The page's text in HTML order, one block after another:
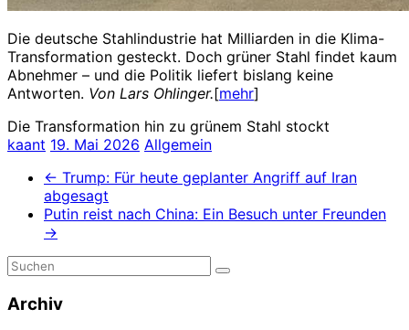
Die deutsche Stahlindustrie hat Milliarden in die Klima-
Transformation gesteckt. Doch grüner Stahl findet kaum
Abnehmer – und die Politik liefert bislang keine
Antworten. Von Lars Ohlinger.[mehr]
Die Transformation hin zu grünem Stahl stockt
kaant 19. Mai 2026 Allgemein
← Trump: Für heute geplanter Angriff auf Iran
abgesagt
Putin reist nach China: Ein Besuch unter Freunden
→
Archiv